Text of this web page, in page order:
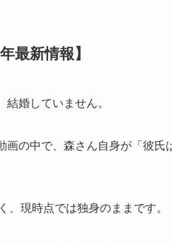
最新情報】
婚していません。
画の中で、森さん自身が「彼
、現時点では独身のままです。